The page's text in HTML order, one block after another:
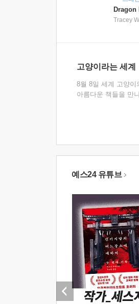
Tracey
고양이라는 세계
8월 8일 세계 고양이
아름다운 책들을 만
예스24 유튜브